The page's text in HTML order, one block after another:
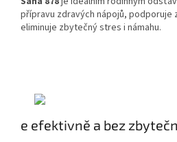
přípravu zdravých nápojů, podporuje
eliminuje zbytečný stres i námahu.
e efektivně a bez